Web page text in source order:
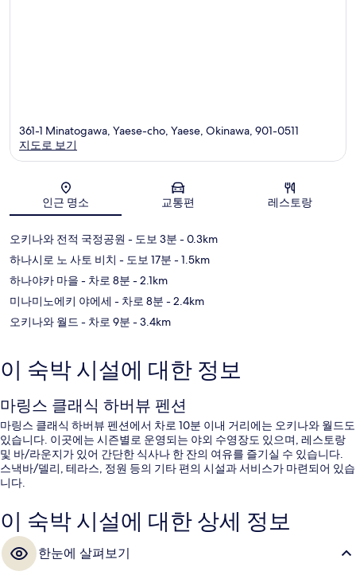
지도
361-1 Minatogawa, Yaese-cho, Yaese, Okinawa, 901-0511
지도로 보기
인근 명소 교통편 레스토랑
오키나와 전적 국정공원 - 도보 3분 - 0.3km
하나시로 노 사토 비치 - 도보 17분 - 1.5km
하나야카 마을 - 차로 8분 - 2.1km
미나미노에키 야에세 - 차로 8분 - 2.4km
오키나와 월드 - 차로 9분 - 3.4km
이 숙박 시설에 대한 정보
마링스 클래식 하버뷰 펜션
마링스 클래식 하버뷰 펜션에서 차로 10분 이내 거리에는 오키나와 월드도
있습니다. 이곳에는 시즌별로 운영되는 야외 수영장도 있으며, 레스토랑
및 바/라운지가 있어 간단한 식사나 한 잔의 여유를 즐기실 수 있습니다.
스낵바/델리, 테라스, 정원 등의 기타 편의 시설과 서비스가 마련되어 있습
니다.
이 숙박 시설에 대한 상세 정보
한눈에 살펴보기